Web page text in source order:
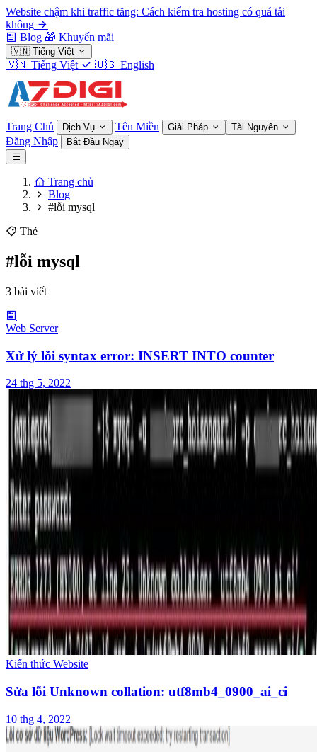
Website chậm khi traffic tăng: Cách kiểm tra hosting có quá tải
không
Blog 🎁 Khuyến mãi
🇻🇳 Tiếng Việt
🇻🇳 Tiếng Việt 🇺🇸 English
Trang Chủ Dịch Vụ Tên Miền Giải Pháp Tài Nguyên
Đăng Nhập Bắt Đầu Ngay
Trang chủ
Blog
#lỗi mysql
Thẻ
#lỗi mysql
3 bài viết
Web Server
Xử lý lỗi syntax error: INSERT INTO counter
24 thg 5, 2022
Kiến thức Website
Sửa lỗi Unknown collation: utf8mb4_0900_ai_ci
10 thg 4, 2022